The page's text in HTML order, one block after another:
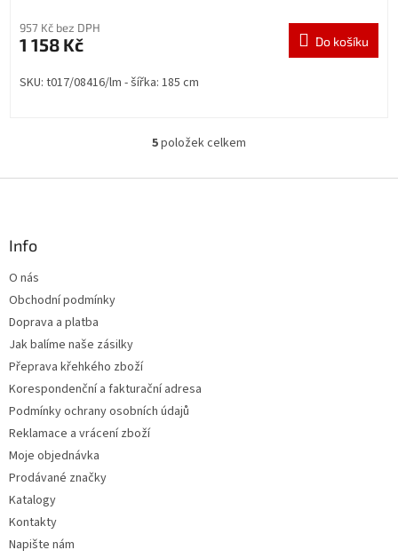
957 Kč bez DPH
1 158 Kč Do košíku
SKU: t017/08416/lm - šířka: 185 cm
O
l
ý
5položek celkem
Info
O nás
Obchodní podmínky
Doprava a platba
Jak balíme naše zásilky
Přeprava křehkého zboží
Korespondenční a fakturační adresa
Podmínky ochrany osobních údajů
Reklamace a vrácení zboží
Moje objednávka
Prodávané značky
Katalogy
Kontakty
Napište nám